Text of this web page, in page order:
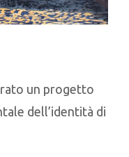
un progetto
dell’identità di